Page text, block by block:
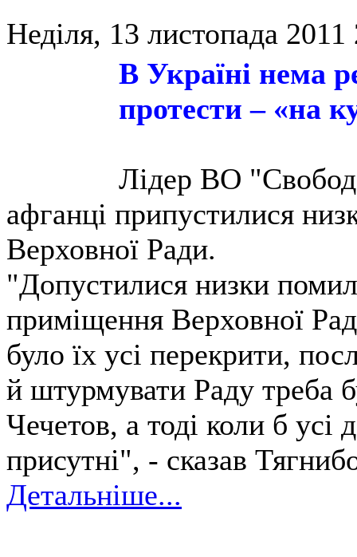
Неділя, 13 листопада
В Україні нема
протести – «на
Лідер ВО
афганці припустилися
Верховної Ради.
"Допустилися низки
приміщення Верховної
було їх усі перекрити,
й штурмувати Раду треба
Чечетов, а тоді коли б усі
присутні", - сказав
Детальніше...